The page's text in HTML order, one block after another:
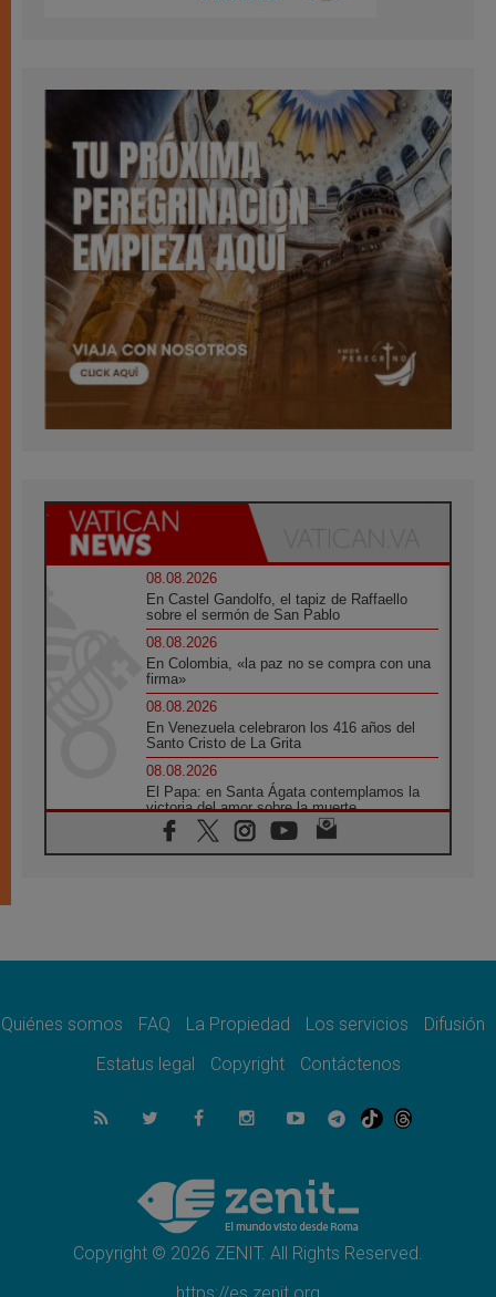
08.08.2026
En Castel Gandolfo, el tapiz de Raffaello
sobre el sermón de San Pablo
08.08.2026
En Colombia, «la paz no se compra con una
firma»
08.08.2026
En Venezuela celebraron los 416 años del
Santo Cristo de La Grita
08.08.2026
El Papa: en Santa Ágata contemplamos la
victoria del amor sobre la muerte
08.08.2026
León XIV visitará el Santuario de la Madre
07.08.2026
07.08.2026
el compromiso del cristiano"
La matanza de niños en Gaza no cesa: 300
muertos en 300 días
Tagle: La guerra desfigura el mundo, solo la
revelación de Dios lo transfigura
Quiénes somos FAQ La Propiedad Los servicios
Difusión
Estatus legal
Copyright Contáctenos
Copyright © 2026 ZENIT. All Rights Reserved.